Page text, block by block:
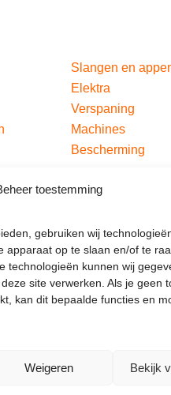
toestemming
gebruiken wij
apparaat op te slaan en/of te
technologieën kunnen wij
site verwerken. Als je geen
kan dit bepaalde functies en
Weigeren Bekijk
Slangen en
Elektra
Verspaning
Machines
Bescherming